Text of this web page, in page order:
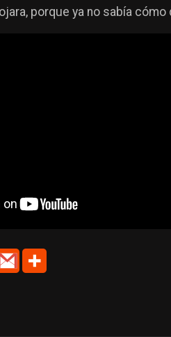
porque ya no sabía cómo